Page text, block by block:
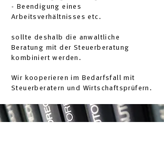
- Beendigung eines
Arbeitsverhältnisses etc.
sollte deshalb die anwaltliche
Beratung mit der Steuerberatung
kombiniert werden.
Wir kooperieren im Bedarfsfall mit
Steuerberatern und Wirtschaftsprüfern.